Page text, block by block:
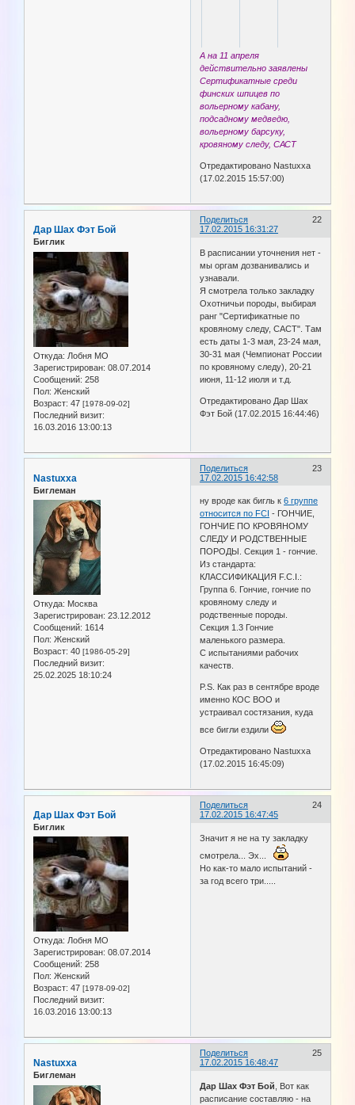
А на 11 апреля
действительно заявлены
Сертификатные среди
финских шпицев по
вольерному кабану,
подсадному медведю,
вольерному барсуку,
кровяному следу, САСТ
Отредактировано Nastuxxa
(17.02.2015 15:57:00)
Поделиться
22
17.02.2015 16:31:27
Дар Шах Фэт Бой
Биглик
Откуда: Лобня МО
Зарегистрирован: 08.07.2014
Сообщений: 258
Пол: Женский
Возраст: 47 [1978-09-02]
Последний визит:
16.03.2016 13:00:13
В расписании уточнения нет -
мы оргам дозванивались и
узнавали.
Я смотрела только закладку
Охотничьи породы, выбирая
ранг "Сертификатные по
кровяному следу, САСТ". Там
есть даты 1-3 мая, 23-24 мая,
30-31 мая (Чемпионат России
по кровяному следу), 20-21
июня, 11-12 июля и т.д.
Отредактировано Дар Шах
Фэт Бой (17.02.2015 16:44:46)
Поделиться
23
17.02.2015 16:42:58
Nastuxxa
Биглеман
Откуда: Москва
Зарегистрирован: 23.12.2012
Сообщений: 1614
Пол: Женский
Возраст: 40 [1986-05-29]
Последний визит:
25.02.2025 18:10:24
ну вроде как бигль к6 группе
относится по FCI - ГОНЧИЕ,
ГОНЧИЕ ПО КРОВЯНОМУ
СЛЕДУ И РОДСТВЕННЫЕ
ПОРОДЫ. Секция 1 - гончие.
Из стандарта:
КЛАССИФИКАЦИЯ F.C.I.:
Группа 6. Гончие, гончие по
кровяному следу и
родственные породы.
Секция 1.3 Гончие
маленького размера.
С испытаниями рабочих
качеств.
P.S. Как раз в сентябре вроде
именно КОС ВОО и
устраивал состязания, куда
все бигли ездили
Отредактировано Nastuxxa
(17.02.2015 16:45:09)
Поделиться
24
17.02.2015 16:47:45
Дар Шах Фэт Бой
Биглик
Откуда: Лобня МО
Зарегистрирован: 08.07.2014
Сообщений: 258
Пол: Женский
Возраст: 47 [1978-09-02]
Последний визит:
16.03.2016 13:00:13
Значит я не на ту закладку
смотрела... Эх...
Но как-то мало испытаний -
за год всего три.....
Поделиться
25
17.02.2015 16:48:47
Nastuxxa
Биглеман
Дар Шах Фэт Бой , Вот как
расписание составляю - на